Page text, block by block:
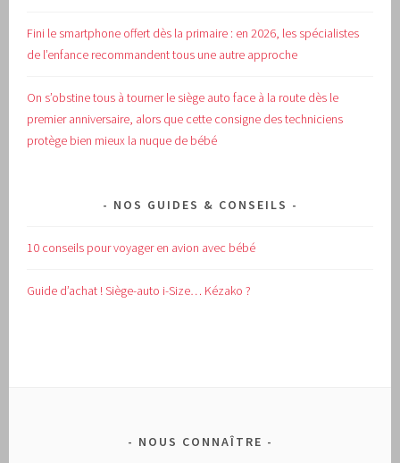
Fini le smartphone offert dès la primaire : en 2026, les spécialistes
de l’enfance recommandent tous une autre approche
On s’obstine tous à tourner le siège auto face à la route dès le
premier anniversaire, alors que cette consigne des techniciens
protège bien mieux la nuque de bébé
NOS GUIDES & CONSEILS
10 conseils pour voyager en avion avec bébé
Guide d’achat !Siège-auto i-Size… Kézako ?
NOUS CONNAÎTRE